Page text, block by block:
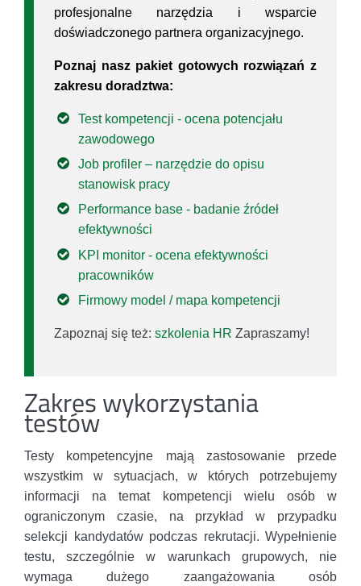
profesjonalne narzędzia i wsparcie
doświadczonego partnera organizacyjnego.
Poznaj nasz pakiet gotowych rozwiązań z
zakresu doradztwa:
Test kompetencji - ocena potencjału
zawodowego
Job profiler – narzędzie do opisu
stanowisk pracy
Performance base - badanie źródeł
efektywności
KPI monitor - ocena efektywności
pracowników
Firmowy model / mapa kompetencji
Zapoznaj się też: szkolenia HR Zapraszamy!
Zakres wykorzystania
testów
Testy kompetencyjne mają zastosowanie przede
wszystkim w sytuacjach, w których potrzebujemy
informacji na temat kompetencji wielu osób w
ograniczonym czasie, na przykład w przypadku
selekcji kandydatów podczas rekrutacji. Wypełnienie
testu, szczególnie w warunkach grupowych, nie
wymaga dużego zaangażowania osób